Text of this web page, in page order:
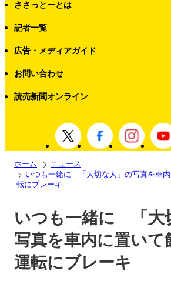
ささっとーとは
記者一覧
広告・メディアガイド
お問い合わせ
読売新聞オンライン
ホーム
ニュース
いつも一緒に 「大切な人」の写真を車
転にブレーキ
いつも一緒に 「大
写真を車内に置いて
運転にブレーキ